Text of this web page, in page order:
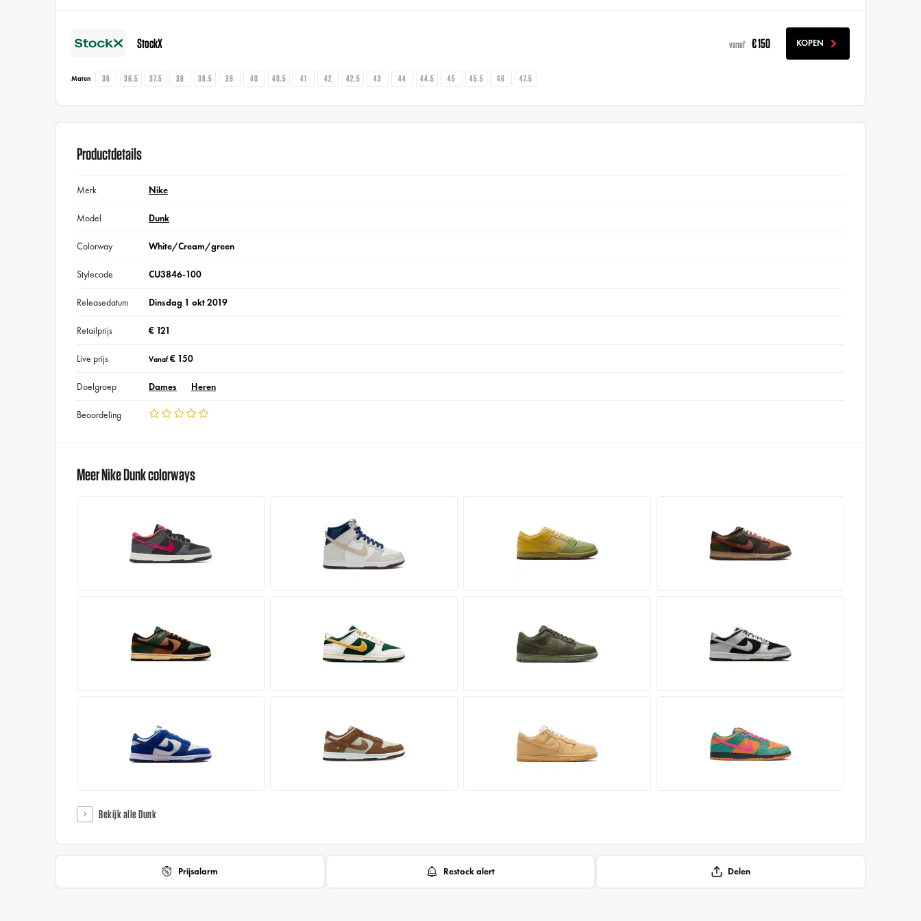
StockX vanaf € 150 KOPEN
Maten 36 36.5 37.5 38 38.5 39 40 40.5 41 42 42.5 43 44 44.5 45 45.5 46 47.5
Productdetails
Merk Nike
Model Dunk
Colorway White/Cream/green
Stylecode CU3846-100
Releasedatum Dinsdag 1 okt 2019
Retailprijs € 121
Live prijs Vanaf€ 150
Doelgroep Dames Heren
Beoordeling
Meer Nike Dunk colorways
Bekijk alle Dunk
Prijsalarm Restock alert Delen